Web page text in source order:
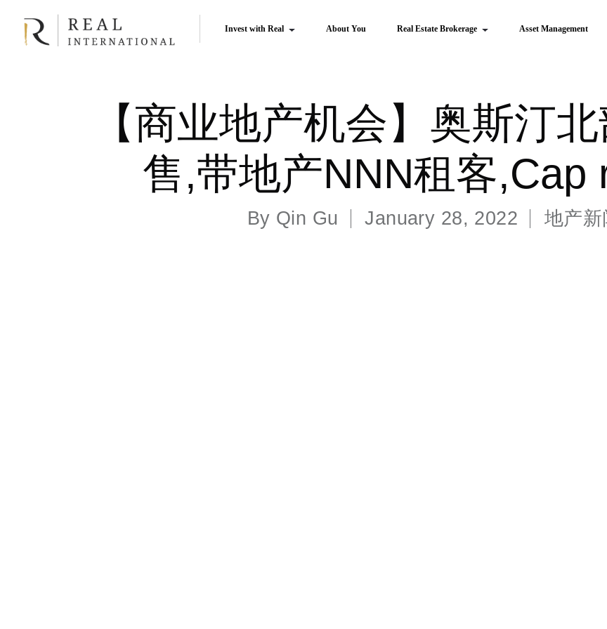
Invest with Real About You Real Estate Brokerage Asset Management
【商业地产机会】奥斯汀
售,带地产NNN租客,Cap
By Qin Gu January 28, 2022 地产新